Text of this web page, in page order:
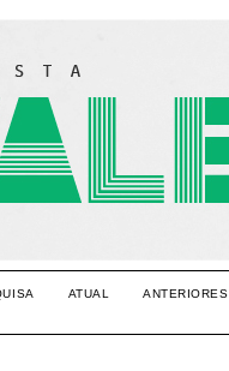
ATUAL ANTERIORES